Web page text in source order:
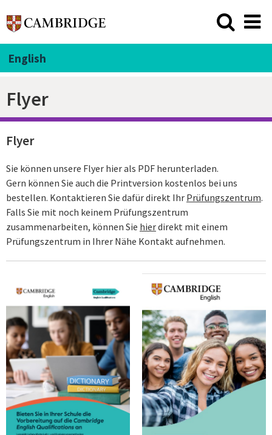
English
Flyer
Flyer
Sie können unsere Flyer hier als PDF herunterladen.
Gern können Sie auch die Printversion kostenlos bei uns
bestellen. Kontaktieren Sie dafür direkt Ihr Prüfungszentrum.
Falls Sie mit noch keinem Prüfungszentrum
zusammenarbeiten, können Sie hierdirekt mit einem
Prüfungszentrum in Ihrer Nähe Kontakt aufnehmen.